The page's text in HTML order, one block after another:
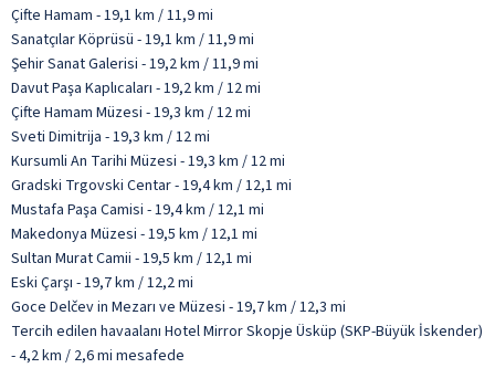
Çifte Hamam - 19,1 km / 11,9 mi
Sanatçılar Köprüsü - 19,1 km / 11,9 mi
Şehir Sanat Galerisi - 19,2 km / 11,9 mi
Davut Paşa Kaplıcaları - 19,2 km / 12 mi
Çifte Hamam Müzesi - 19,3 km / 12 mi
Sveti Dimitrija - 19,3 km / 12 mi
Kursumli An Tarihi Müzesi - 19,3 km / 12 mi
Gradski Trgovski Centar - 19,4 km / 12,1 mi
Mustafa Paşa Camisi - 19,4 km / 12,1 mi
Makedonya Müzesi - 19,5 km / 12,1 mi
Sultan Murat Camii - 19,5 km / 12,1 mi
Eski Çarşı - 19,7 km / 12,2 mi
Goce Delčev in Mezarı ve Müzesi - 19,7 km / 12,3 mi
Tercih edilen havaalanı Hotel Mirror Skopje Üsküp (SKP-Büyük İskender)
- 4,2 km / 2,6 mi mesafede